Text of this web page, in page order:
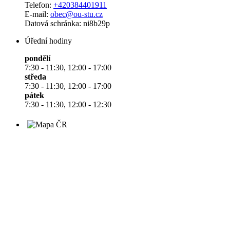
Telefon: +420384401911
E-mail: obec@ou-stu.cz
Datová schránka: ni8b29p
Úřední hodiny
pondělí
7:30 - 11:30, 12:00 - 17:00
středa
7:30 - 11:30, 12:00 - 17:00
pátek
7:30 - 11:30, 12:00 - 12:30